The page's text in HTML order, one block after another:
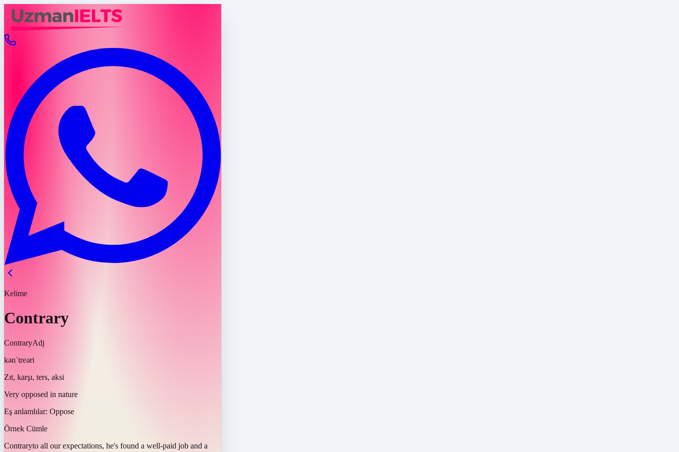
Kelime
Contrary
ContraryAdj
kənˈtreəri
Zıt, karşı, ters, aksi
Very opposed in nature
Eş anlamlılar: Oppose
Örnek Cümle
Contraryto all our expectations, he's found a well-paid job and a